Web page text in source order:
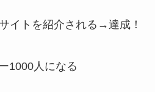
イトを紹介される→達成！
1000人になる